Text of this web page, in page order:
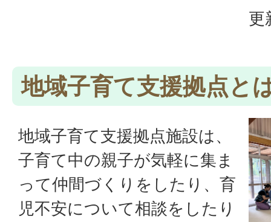
更
地域子育て支援拠点と
地域子育て支援拠点施設は、
子育て中の親子が気軽に集ま
って仲間づくりをしたり、育
児不安について相談をしたり